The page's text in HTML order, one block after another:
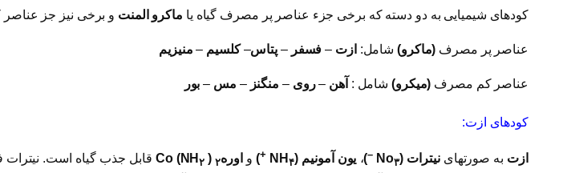
کودهای شیمیایی به دو دسته که برخی جزء عناصر پر مصرف گیاه یا ماکرو المنت و برخی نیز جز
عناصر پر مصرف (ماکرو)شامل: ازت – فسفر – پتاس–کلسیم – منیزیم
عناصر کم مصرف (میکرو)شامل : آهن –روی – منگنز – مس – بور
کودهای ازت:
ازت به صورتهای نیترات (No۳
–
)، یون آمونیم (NH۴
+
)و اورهCo (NH ۲ ) ۲
قابل جذب گیاه است. نیترات